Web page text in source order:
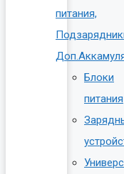
питания,
Блоки
питания